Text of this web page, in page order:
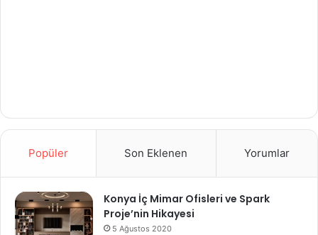
Popüler Son Eklenen Yorumlar
Konya İç Mimar Ofisleri ve Spark
Proje’nin Hikayesi
5 Ağustos 2020